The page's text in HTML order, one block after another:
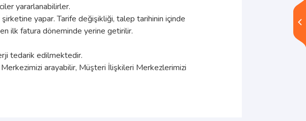
yararlanabilirler.
yapar. Tarife değişikliği, talep tarihinin içinde
ilk fatura döneminde yerine getirilir.
tedarik edilmektedir.
Merkezimizi arayabilir, Müşteri İlişkileri Merkezlerimizi